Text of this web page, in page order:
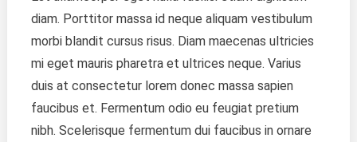
diam. Porttitor massa id neque aliquam vestibulum
morbi blandit cursus risus. Diam maecenas ultricies
mi eget mauris pharetra et ultrices neque. Varius
duis at consectetur lorem donec massa sapien
faucibus et. Fermentum odio eu feugiat pretium
nibh. Scelerisque fermentum dui faucibus in ornare